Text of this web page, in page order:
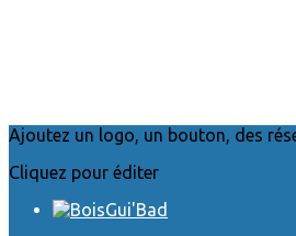
Ajoutez un logo, un bouton, des
Cliquez pour éditer